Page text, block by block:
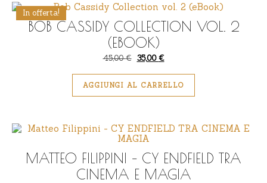
In offerta!
BOB CASSIDY COLLECTION VOL. 2
(EBOOK)
45,00€ Il prezzo originale era: 45,00 €.
35,00€Il prezzo attuale è: 35,00 €.
AGGIUNGI AL CARRELLO
MATTEO FILIPPINI – CY ENDFIELD TRA
CINEMA E MAGIA